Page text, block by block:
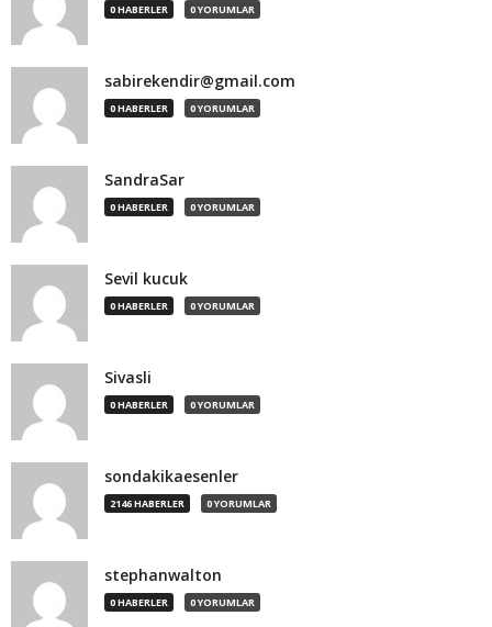
0 HABERLER 0 YORUMLAR
sabirekendir@gmail.com
0 HABERLER 0 YORUMLAR
SandraSar
0 HABERLER 0 YORUMLAR
Sevil kucuk
0 HABERLER 0 YORUMLAR
Sivasli
0 HABERLER 0 YORUMLAR
sondakikaesenler
2146 HABERLER 0 YORUMLAR
stephanwalton
0 HABERLER 0 YORUMLAR